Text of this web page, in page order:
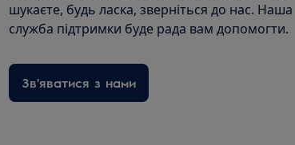
шукаєте, будь ласка, зверніться до нас. Наша
служба підтримки буде рада вам допомогти.
Зв'яватися з нами